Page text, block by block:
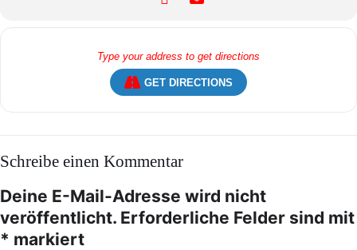
GET DIRECTIONS
Schreibe einen Kommentar
Deine E-Mail-Adresse wird nicht
veröffentlicht. Erforderliche Felder sind mit
* markiert